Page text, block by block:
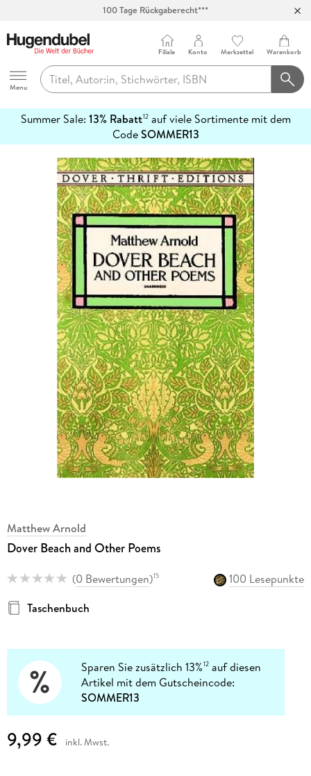
Hugendubel
Menu
Filiale Konto Merkzettel Warenkorb
Summer Sale: 13% Rabatt12auf viele Sortimente mit dem
CodeSOMMER13
erfahren
Matthew Arnold
Dover Beach and Other Poems
(0 Bewertungen)15
100 Lesepunkte
Taschenbuch
Sparen Sie zusätzlich 13%12 auf diesen
Artikel mit dem Gutscheincode:
SOMMER13
9,99 € inkl. Mwst.